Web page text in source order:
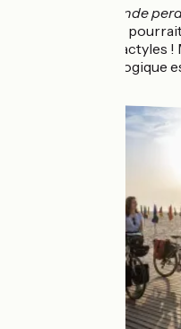
Monde
d’imagination, on
pour des ptérodactyles
réserve ornithologique